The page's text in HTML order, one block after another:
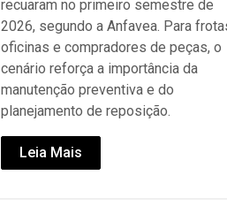
recuaram no primeiro semestre de
2026, segundo a Anfavea. Para
oficinas e compradores de peças, o
cenário reforça a importância da
manutenção preventiva e do
planejamento de reposição.
Leia Mais